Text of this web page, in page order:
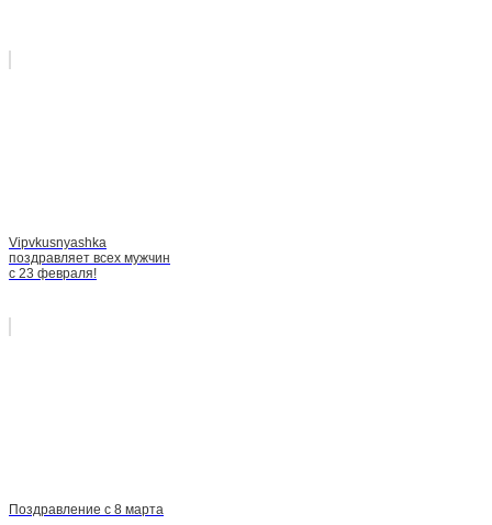
Vipvkusnyashka
поздравляет всех мужчин
с 23 февраля!
Поздравление с 8 марта